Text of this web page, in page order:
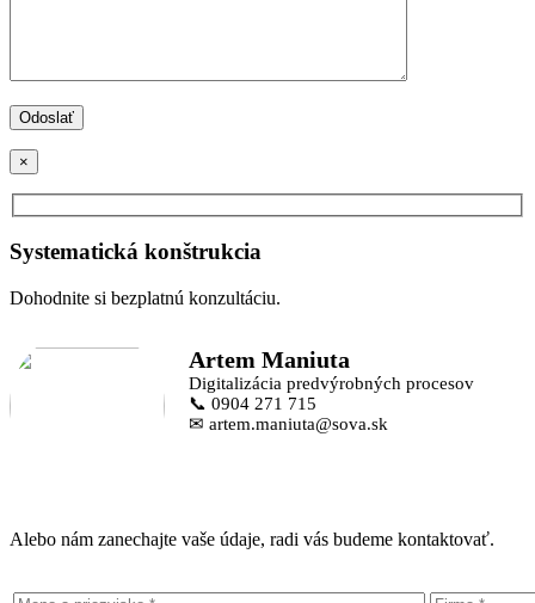
×
Systematická konštrukcia
Dohodnite si bezplatnú konzultáciu.
Artem Maniuta
Digitalizácia predvýrobných procesov
📞 0904 271 715
✉ artem.maniuta@sova.sk
Alebo nám zanechajte vaše údaje, radi vás budeme kontaktovať.